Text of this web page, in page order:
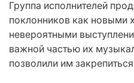
Группа исполнителей
поклонников как новыми
невероятными
важной частью их
позволили им